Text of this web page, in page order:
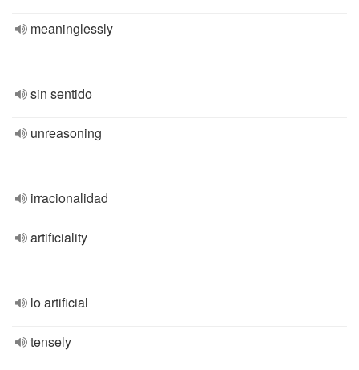
meaninglessly
sin sentido
unreasoning
irracionalidad
artificiality
lo artificial
tensely